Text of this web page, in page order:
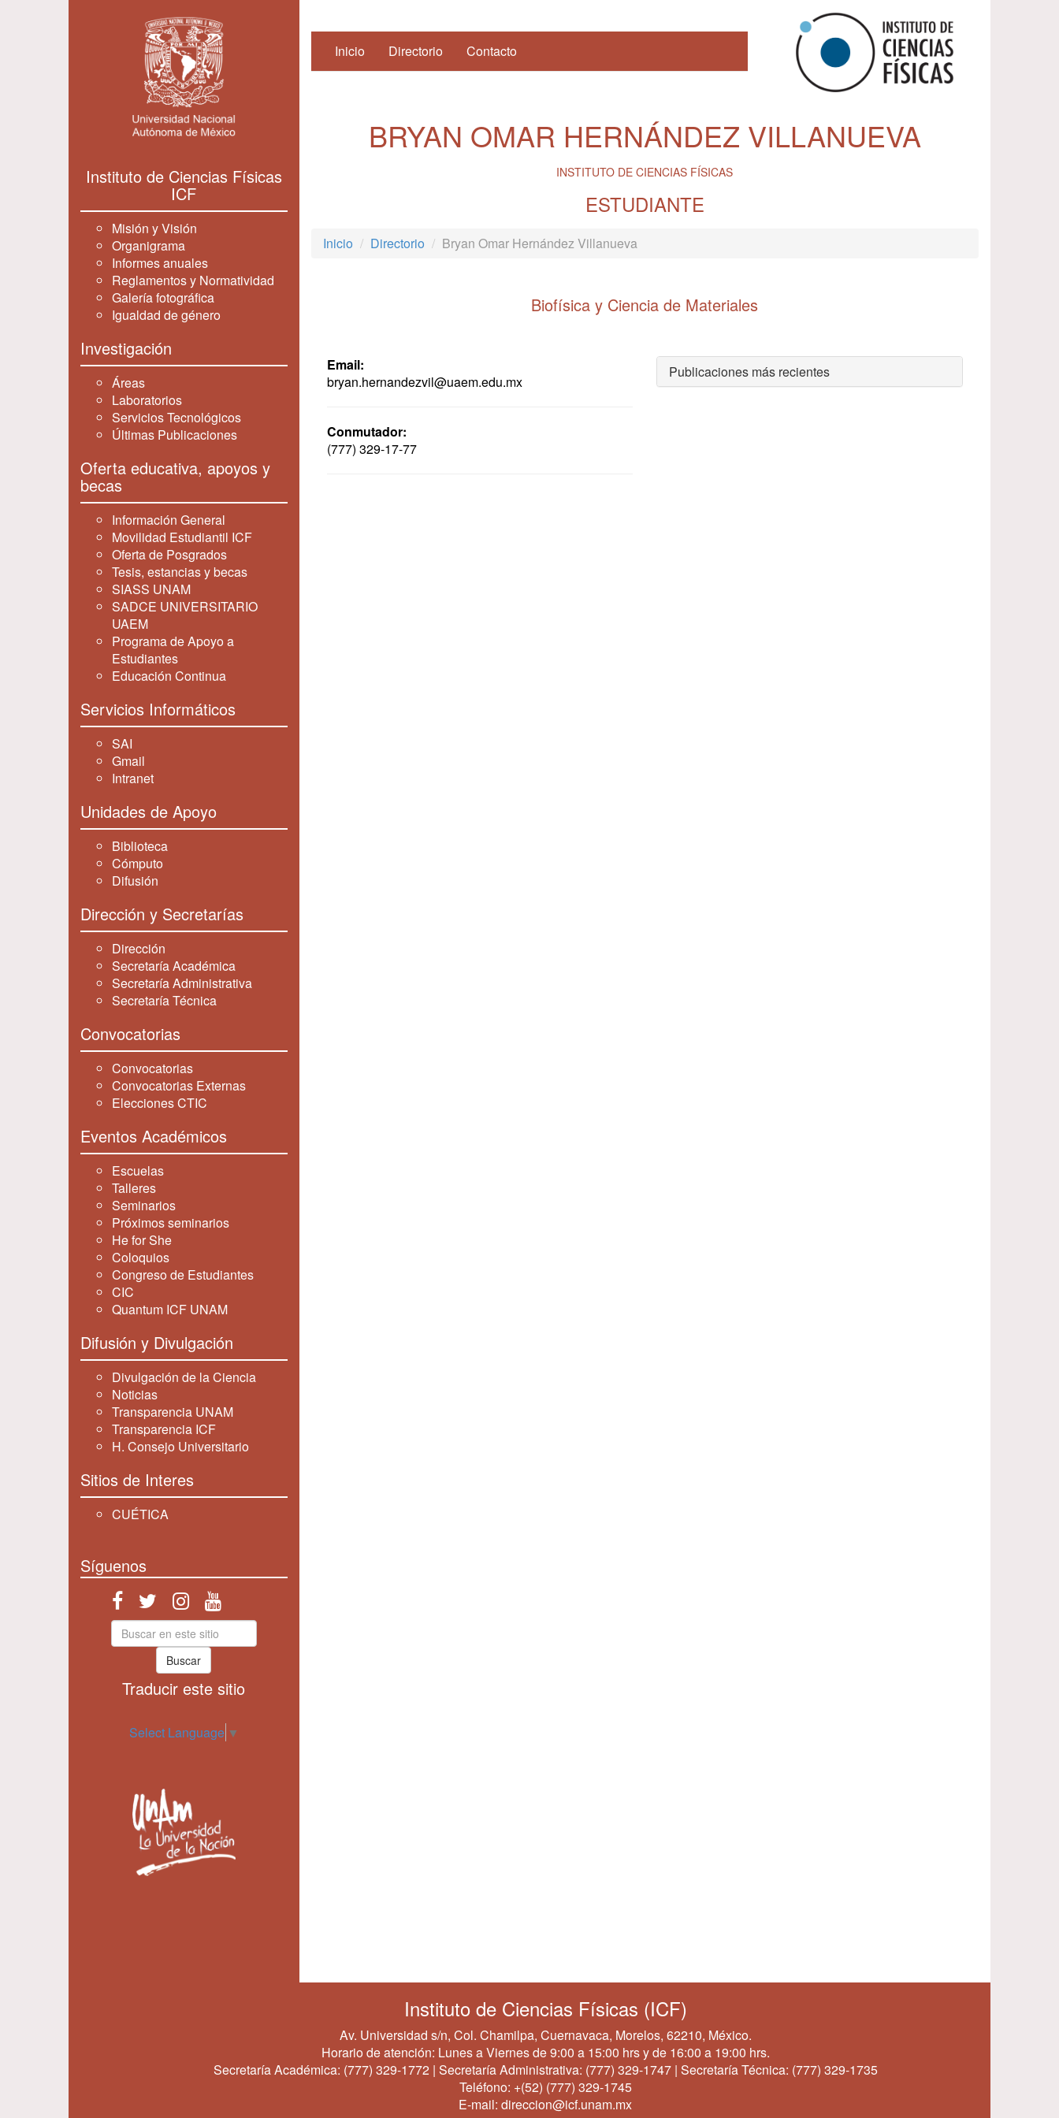
Instituto de Ciencias Físicas
ICF
Misión y Visión
Organigrama
Informes anuales
Reglamentos y Normatividad
Galería fotográfica
Igualdad de género
Investigación
Áreas
Laboratorios
Servicios Tecnológicos
Últimas Publicaciones
Oferta educativa, apoyos y
becas
Información General
Movilidad Estudiantil ICF
Oferta de Posgrados
Tesis, estancias y becas
SIASS UNAM
SADCE UNIVERSITARIO
UAEM
Programa de Apoyo a
Estudiantes
Educación Continua
Servicios Informáticos
SAI
Gmail
Intranet
Unidades de Apoyo
Biblioteca
Cómputo
Difusión
Dirección y Secretarías
Dirección
Secretaría Académica
Secretaría Administrativa
Secretaría Técnica
Convocatorias
Convocatorias
Convocatorias Externas
Elecciones CTIC
Eventos Académicos
Escuelas
Talleres
Seminarios
Próximos seminarios
He for She
Coloquios
Congreso de Estudiantes
CIC
Quantum ICF UNAM
Difusión y Divulgación
Divulgación de la Ciencia
Noticias
Transparencia UNAM
Transparencia ICF
H. Consejo Universitario
Sitios de Interes
CUÉTICA
Síguenos
Buscar
Traducir este sitio
Select Language ▼
Inicio(current)Directorio Contacto
BRYAN OMAR HERNÁNDEZ VILLANUEVA
INSTITUTO DE CIENCIAS FÍSICAS
ESTUDIANTE
Inicio Directorio Bryan Omar Hernández Villanueva
Biofísica y Ciencia de Materiales
Email:
bryan.hernandezvil@uaem.edu.mx
Conmutador:
(777) 329-17-77
Publicaciones más recientes
Instituto de Ciencias Físicas (ICF)
Av. Universidad s/n, Col. Chamilpa, Cuernavaca, Morelos, 62210, México.
Horario de atención: Lunes a Viernes de 9:00 a 15:00 hrs y de 16:00 a 19:00 hrs.
Secretaría Académica: (777) 329-1772 | Secretaría Administrativa: (777) 329-1747| Secretaría Técnica: (777) 329-1735
Teléfono: +(52) (777) 329-1745
E-mail: direccion@icf.unam.mx